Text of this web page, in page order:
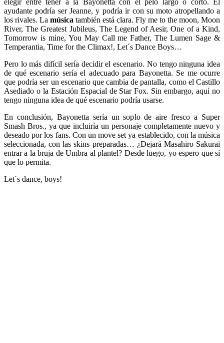
ayudante podría ser Jeanne, y podría ir con su moto atropellando a
los rivales. La música también está clara. Fly me to the moon, Moon
River, The Greatest Jubileus, The Legend of Aesir, One of a Kind,
Tomorrow is mine, You May Call me Father, The Lumen Sage &
Temperantia, Time for the Climax!, Let´s Dance Boys…
Pero lo más difícil sería decidir el escenario. No tengo ninguna idea
de qué escenario sería el adecuado para Bayonetta. Se me ocurre
que podría ser un escenario que cambia de pantalla, como el Castillo
Asediado o la Estación Espacial de Star Fox. Sin embargo, aquí no
tengo ninguna idea de qué escenario podría usarse.
En conclusión, Bayonetta sería un soplo de aire fresco a Super
Smash Bros., ya que incluiría un personaje completamente nuevo y
deseado por los fans. Con un move set ya establecido, con la música
seleccionada, con las skins preparadas… ¿Dejará Masahiro Sakurai
entrar a la bruja de Umbra al plantel? Desde luego, yo espero que sí
que lo permita.
Let´s dance, boys!